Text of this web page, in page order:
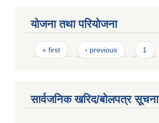
योजना तथा परियोजना
Pages
« first ‹ previous 1
सार्वजनिक खरिद/बोलपत्र सूचना